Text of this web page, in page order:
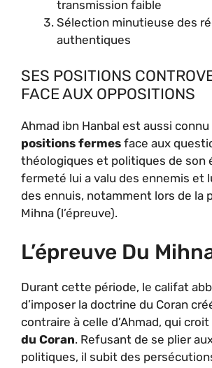
transmission faible
Sélection minutieuse des
authentiques
SES POSITIONS
FACE AUX OPPOSITIONS
Ahmad ibn Hanbal est aussi
positions fermes face aux
théologiques et politiques de son
fermeté lui a valu des ennemis et
des ennuis, notamment lors de la
Mihna (l’épreuve).
L’épreuve Du
Durant cette période, le califat
d’imposer la doctrine du Coran
contraire à celle d’Ahmad, qui croit
du Coran. Refusant de se plier
politiques, il subit des